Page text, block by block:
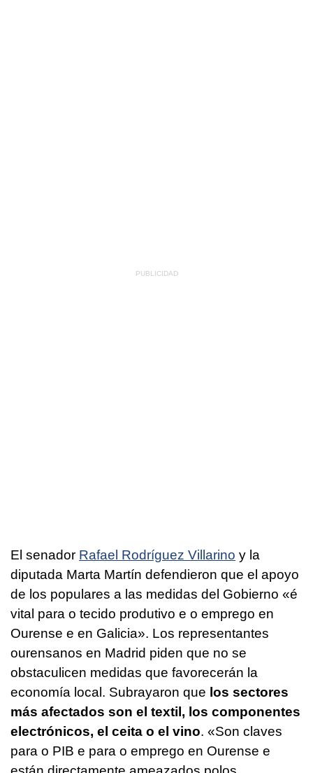
El senador Rafael Rodríguez Villarino y la
diputada Marta Martín defendieron que el apoyo
de los populares a las medidas del Gobierno «é
vital para o tecido produtivo e o emprego en
Ourense e en Galicia». Los representantes
ourensanos en Madrid piden que no se
obstaculicen medidas que favorecerán la
economía local. Subrayaron que los sectores
más afectados son el textil, los componentes
electrónicos, el ceita o el vino. «Son claves
para o PIB e para o emprego en Ourense e